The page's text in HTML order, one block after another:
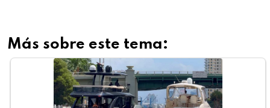
Más sobre este tema: